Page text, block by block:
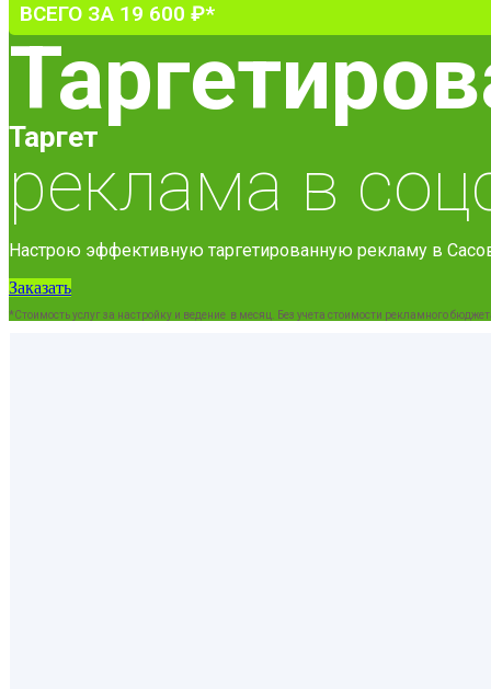
ВСЕГО ЗА 19 600 ₽*
Таргет
реклама в
Настрою эффективную таргетированную рекламу в
Заказать
*Стоимость услуг за настройку и ведение в месяц. Без учета стоимости рекламного